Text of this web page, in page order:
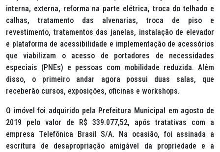
interna, externa, reforma na parte elétrica, troca do telhado e
calhas, tratamento das alvenarias, troca de piso e
revestimento, tratamentos das janelas, instalação de elevador
e plataforma de acessibilidade e implementação de acessórios
que viabilizam o acesso de portadores de necessidades
especiais (PNEs) e pessoas com mobilidade reduzida. Além
disso, o primeiro andar agora possui duas salas, que
receberão cursos, exposições, oficinas e workshops.
O imóvel foi adquirido pela Prefeitura Municipal em agosto de
2019 pelo valor de R$ 339.077,52, após tratativas com a
empresa Telefônica Brasil S/A. Na ocasião, foi assinada a
escritura de desapropriação amigável da propriedade e a